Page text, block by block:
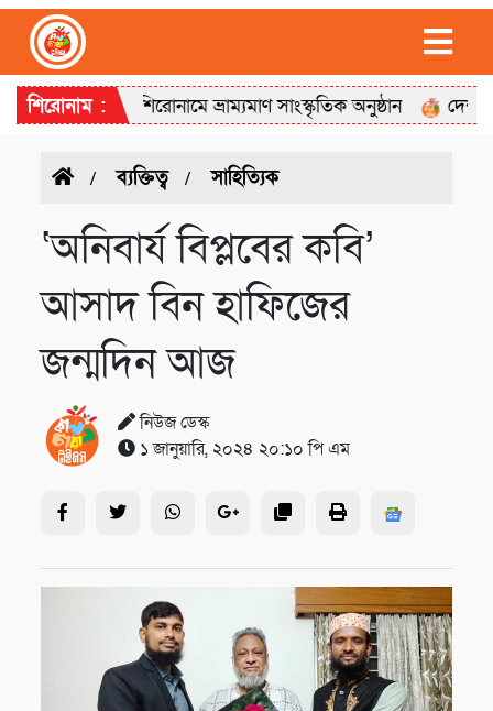
শিরোনাম :
গান’ শিরোনামে ভ্রাম্যমাণ সাংস্কৃতিক অনুষ্ঠান দেশীয়,
ব্যক্তিত্ব সাহিত্যিক
‘অনিবার্য বিপ্লবের কবি’
আসাদ বিন হাফিজের
জন্মদিন আজ
নিউজ ডেস্ক
১ জানুয়ারি, ২০২৪ ২০:১০ পি এম